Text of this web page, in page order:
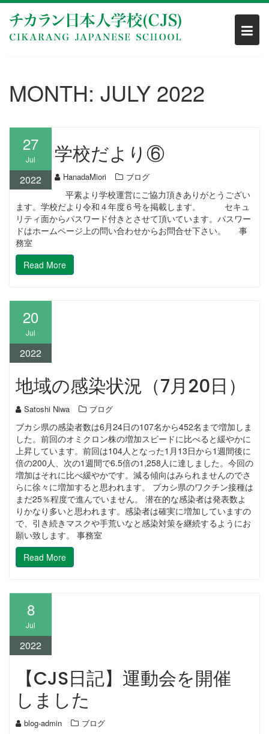
content
MONTH: JULY 2022
27
Jul
2022
学校だより⑥
HanadaMiori ブログ
平素より学校運営にご協力頂きありがとうござい
ます。学校だより令和４年度６号を掲載します。 セキュ
リティ面からパスワード付きとさせて頂いています。パスワー
ドはホームページ上の問い合わせからお問合せ下さい。 事
務室
Read More
20
Jul
2022
地域の感染状況（7月20日）
Satoshi Niwa ブログ
ブカシ県の感染者数は6月24日の107名から452名まで増加しま
した。前回のオミクロン株の増加スピードに比べると緩やかに
上昇しています。前回は104人となった1月13日から1週間後に
倍の200人、次の1週間で6.5倍の1,258人に達しました。今回の
増加はそれに比べ緩やかです。減る傾向はみられませんのでさ
らに徐々に増加すると思われます。 ブカシ県のワクチン接種は
まだ25％程度で進んでいません。 潜在的な感染者は発表数よ
りかなり多いと思われます。感染者は確実に増加していますの
で、引き続きマスクや手荒いなと感染対策を継続するようにお
願い致します。 事務室
Read More
8
Jul
2022
【CJS日記】運動会を開催
しました
blog-admin ブログ